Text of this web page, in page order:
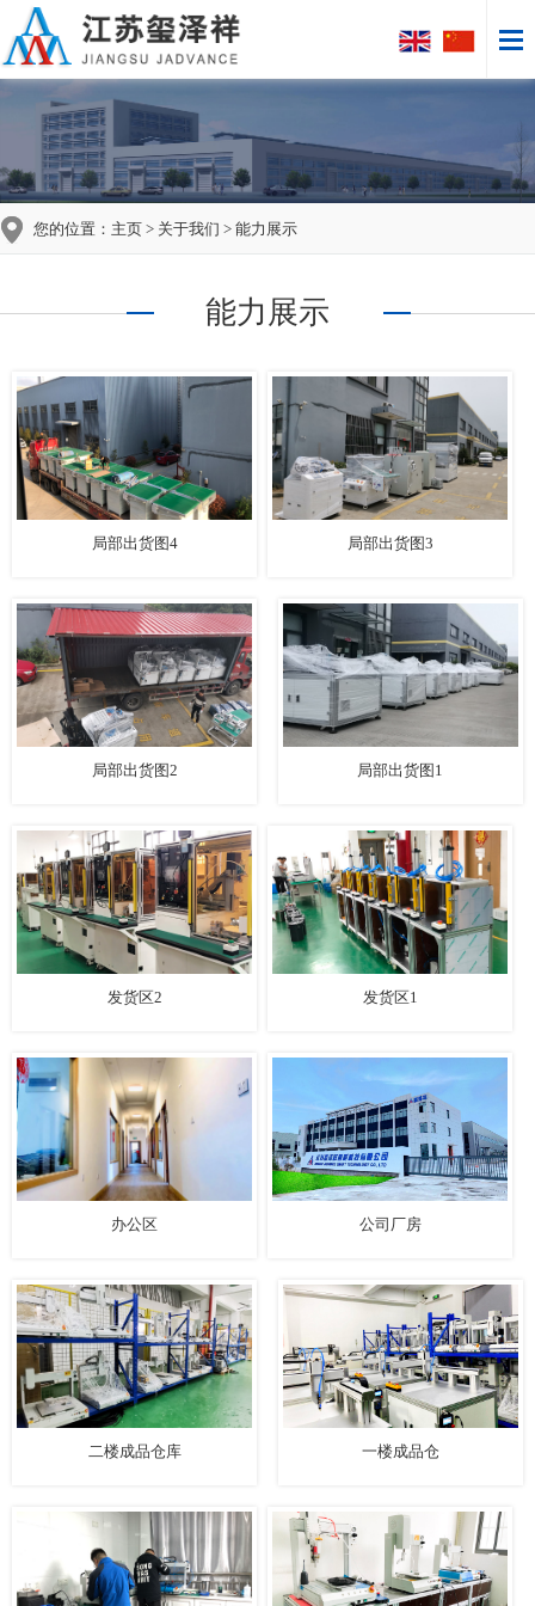
您的位置： 主页 > 关于我们 > 能力展示
能力展示
局部出货图4 局部出货图3
局部出货图2 局部出货图1
发货区2 发货区1
办公区 公司厂房
二楼成品仓库 一楼成品仓